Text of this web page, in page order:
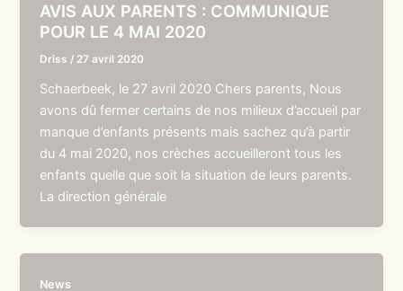
AVIS AUX PARENTS : COMMUNIQUE
POUR LE 4 MAI 2020
Driss / 27 avril 2020
Schaerbeek, le 27 avril 2020 Chers parents, Nous
avons dû fermer certains de nos milieux d’accueil par
manque d’enfants présents mais sachez qu’à partir
du 4 mai 2020, nos crèches accueilleront tous les
enfants quelle que soit la situation de leurs parents.
La direction générale
News